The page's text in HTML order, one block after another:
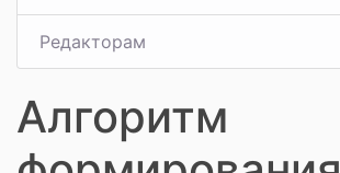
Редакторам
Алгоритм